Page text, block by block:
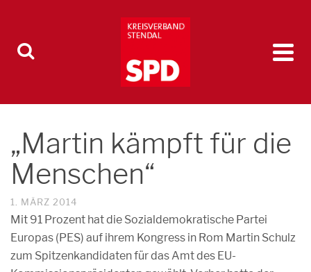
„Martin kämpft für die
Menschen“
1. MÄRZ 2014
Mit 91 Prozent hat die Sozialdemokratische Partei
Europas (PES) auf ihrem Kongress in Rom Martin Schulz
zum Spitzenkandidaten für das Amt des EU-